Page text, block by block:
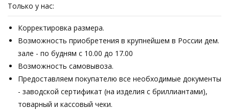
Только у нас:
Корректировка размера.
Возможность приобретения в крупнейшем в России дем.
зале - по будням с 10.00 до 17.00
Возможность самовывоза.
Предоставляем покупателю все необходимые документы
- заводской сертификат (на изделия с бриллиантами),
товарный и кассовый чеки.